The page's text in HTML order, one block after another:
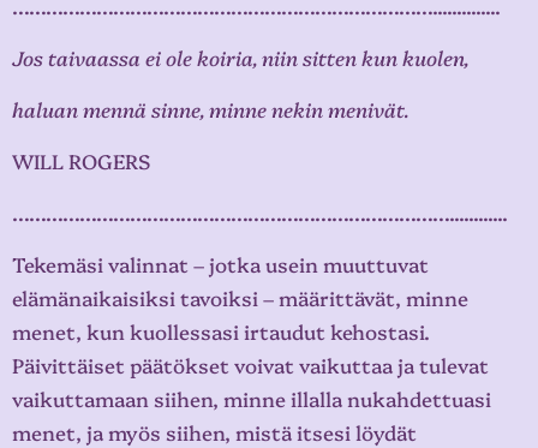
…………………………………………………………………..............
Jos taivaassa ei ole koiria, niin sitten kun kuolen,
haluan mennä sinne, minne nekin menivät.
WILL ROGERS
……………………………………………………………………............
Tekemäsi valinnat – jotka usein muuttuvat
elämänaikaisiksi tavoiksi – määrittävät, minne
menet, kun kuollessasi irtaudut kehostasi.
Päivittäiset päätökset voivat vaikuttaa ja tulevat
vaikuttamaan siihen, minne illalla nukahdettuasi
menet, ja myös siihen, mistä itsesi löydät